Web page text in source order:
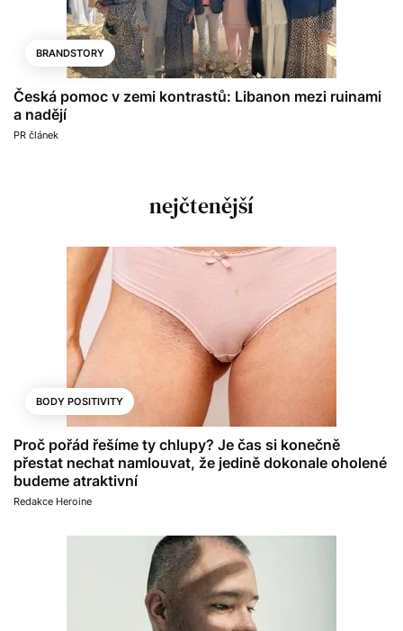
BRANDSTORY
Česká pomoc v zemi kontrastů: Libanon mezi ruinami
a nadějí
PR článek
nejčtenější
BODY POSITIVITY
Proč pořád řešíme ty chlupy? Je čas si konečně
přestat nechat namlouvat, že jedině dokonale oholené
budeme atraktivní
Redakce Heroine